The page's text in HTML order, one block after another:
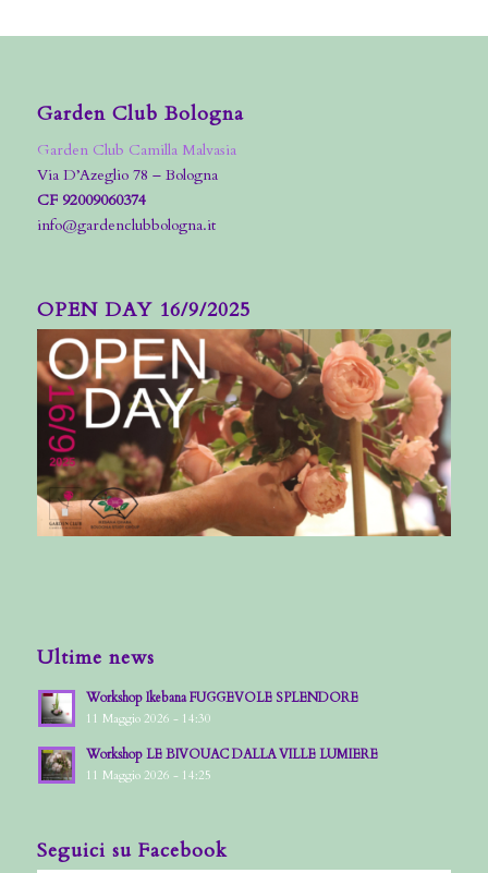
Garden Club Bologna
Garden Club Camilla Malvasia
Via D’Azeglio 78 – Bologna
CF 92009060374
info@gardenclubbologna.it
OPEN DAY 16/9/2025
Ultime news
Workshop Ikebana FUGGEVOLE SPLENDORE
11 Maggio 2026 - 14:30
Workshop LE BIVOUAC DALLA VILLE LUMIERE
11 Maggio 2026 - 14:25
Seguici su Facebook